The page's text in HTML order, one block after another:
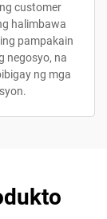
customer
halimbawa
pampakain
negosyo, na
ng mga